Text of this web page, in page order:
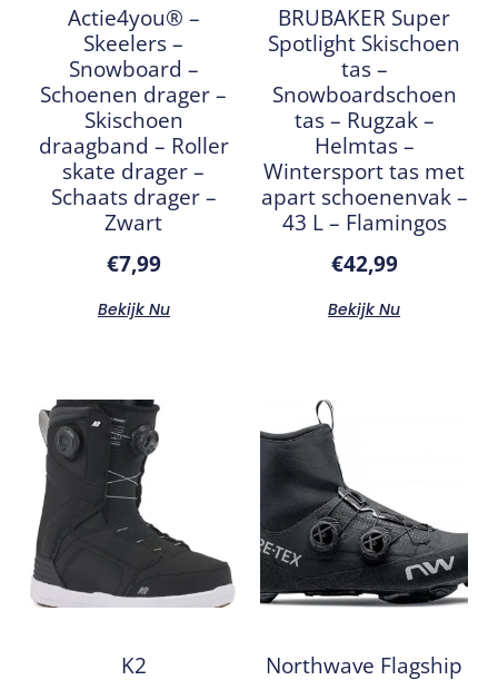
Actie4you® –
Skeelers –
Snowboard –
Schoenen drager –
Skischoen
draagband – Roller
skate drager –
Schaats drager –
Zwart
€7,99
Bekijk Nu
BRUBAKER Super
Spotlight Skischoen
tas –
Snowboardschoen
tas – Rugzak –
Helmtas –
Wintersport tas met
apart schoenenvak –
43 L – Flamingos
€42,99
Bekijk Nu
K2
Northwave Flagship